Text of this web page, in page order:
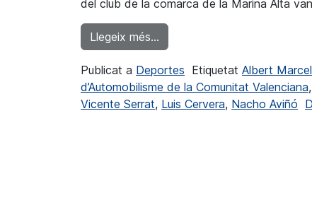
del club de la comarca de la Marina Alta
Llegeix més…
Publicat a Deportes Etiquetat Albert Marcel
d’Automobilisme de la Comunitat Valenciana,
Vicente Serrat, Luis Cervera, Nacho Aviñó